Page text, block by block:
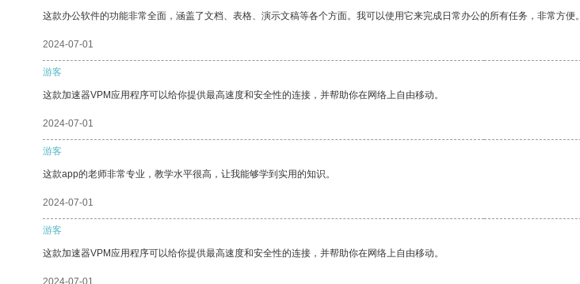
这款办公软件的功能非常全面，涵盖了文档、表格、演示文稿等各个方面。我可以使用它来完成日常办公的所有任务，非常方便。
2024-07-01
游客
这款加速器VPM应用程序可以给你提供最高速度和安全性的连接，并帮助你在网络上自由移动。
2024-07-01
游客
这款app的老师非常专业，教学水平很高，让我能够学到实用的知识。
2024-07-01
游客
这款加速器VPM应用程序可以给你提供最高速度和安全性的连接，并帮助你在网络上自由移动。
2024-07-01